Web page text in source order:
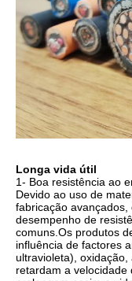
Longa vida útil
1- Boa resistência ao
Devido ao uso de
fabricação
desempenho de
comuns.Os produtos
influência de factores
ultravioleta),
retardam a